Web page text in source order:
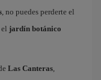
, no puedes perderte el
jardín botánico
Las Canteras,